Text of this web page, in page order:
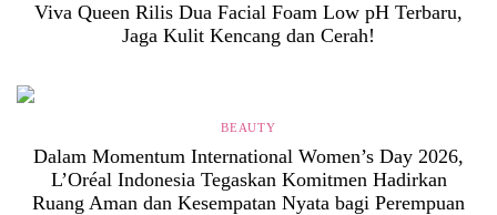
Viva Queen Rilis Dua Facial Foam Low pH Terbaru,
Jaga Kulit Kencang dan Cerah!
BEAUTY
Dalam Momentum International Women’s Day 2026,
L’Oréal Indonesia Tegaskan Komitmen Hadirkan
Ruang Aman dan Kesempatan Nyata bagi Perempuan